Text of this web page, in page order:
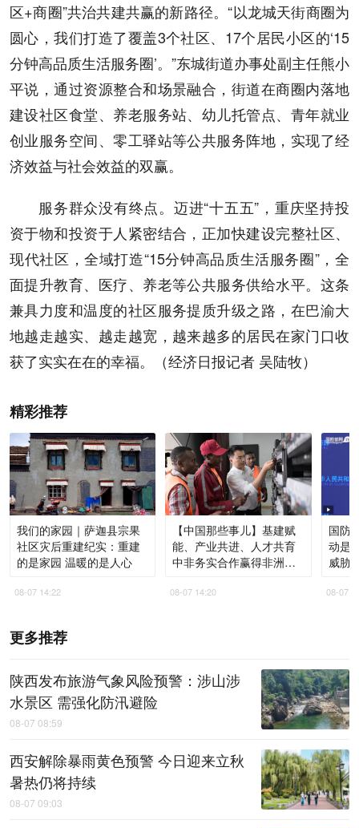
区+商圈”共治共建共赢的新路径。“以龙城天街商圈为
圆心，我们打造了覆盖3个社区、17个居民小区的‘15
分钟高品质生活服务圈’。”东城街道办事处副主任熊小
平说，通过资源整合和场景融合，街道在商圈内落地
建设社区食堂、养老服务站、幼儿托管点、青年就业
创业服务空间、零工驿站等公共服务阵地，实现了经
济效益与社会效益的双赢。
服务群众没有终点。迈进“十五五”，重庆坚持投
资于物和投资于人紧密结合，正加快建设完整社区、
现代社区，全域打造“15分钟高品质生活服务圈”，全
面提升教育、医疗、养老等公共服务供给水平。这条
兼具力度和温度的社区服务提质升级之路，在巴渝大
地越走越实、越走越宽，越来越多的居民在家门口收
获了实实在在的幸福。（经济日报记者 吴陆牧）
精彩推荐
我们的家园｜萨迦县宗果
社区灾后重建纪实：重建
的是家园 温暖的是人心
08-07 14:22
【中国那些事儿】基建赋
能、产业共进、人才共育
中非务实合作赢得非洲青
08-07 14:20
国防
动是
威胁
08-07
更多推荐
陕西发布旅游气象风险预警：涉山涉
水景区 需强化防汛避险
08-07 08:59
西安解除暴雨黄色预警 今日迎来立秋
暑热仍将持续
08-07 09:03